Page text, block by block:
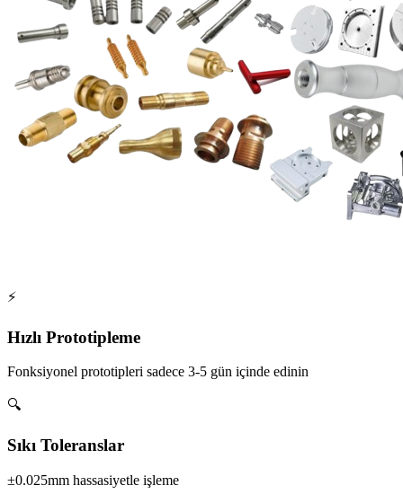
⚡
Hızlı Prototipleme
Fonksiyonel prototipleri sadece 3-5 gün içinde edinin
🔍
Sıkı Toleranslar
±0.025mm hassasiyetle işleme